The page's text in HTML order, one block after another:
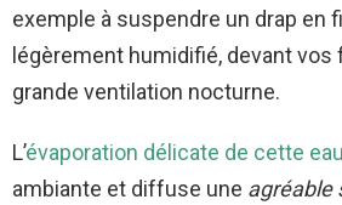
exemple à suspendre un drap en
légèrement humidifié, devant
grande ventilation nocturne.
L’évaporation délicate de cette eau
ambiante et diffuse une agréable